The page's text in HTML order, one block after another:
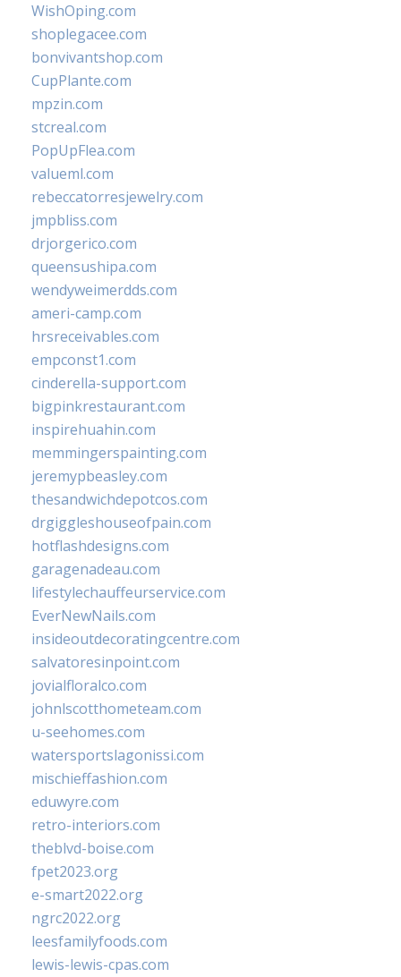
WishOping.com
shoplegacee.com
bonvivantshop.com
CupPlante.com
mpzin.com
stcreal.com
PopUpFlea.com
valueml.com
rebeccatorresjewelry.com
jmpbliss.com
drjorgerico.com
queensushipa.com
wendyweimerdds.com
ameri-camp.com
hrsreceivables.com
empconst1.com
cinderella-support.com
bigpinkrestaurant.com
inspirehuahin.com
memmingerspainting.com
jeremypbeasley.com
thesandwichdepotcos.com
drgiggleshouseofpain.com
hotflashdesigns.com
garagenadeau.com
lifestylechauffeurservice.com
EverNewNails.com
insideoutdecoratingcentre.com
salvatoresinpoint.com
jovialfloralco.com
johnlscotthometeam.com
u-seehomes.com
watersportslagonissi.com
mischieffashion.com
eduwyre.com
retro-interiors.com
theblvd-boise.com
fpet2023.org
e-smart2022.org
ngrc2022.org
leesfamilyfoods.com
lewis-lewis-cpas.com